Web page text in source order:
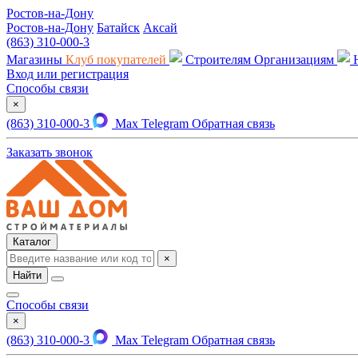
Ростов-на-Дону
Ростов-на-Дону Батайск Аксай
(863) 310-000-3
Магазины Клуб покупателей Строителям Организациям
Вход или регистрация
Способы связи
×
(863) 310-000-3 Max Telegram Обратная связь
Заказать звонок
Каталог
×
Найти
Способы связи
×
(863) 310-000-3 Max Telegram Обратная связь